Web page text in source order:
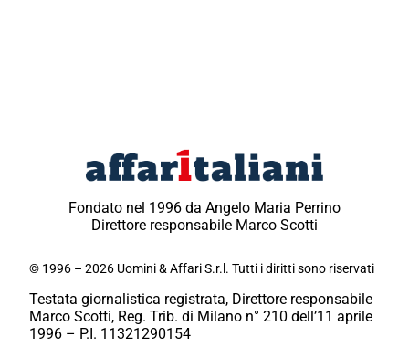
Fondato nel 1996 da Angelo Maria Perrino
Direttore responsabile Marco Scotti
© 1996 – 2026 Uomini & Affari S.r.l. Tutti i diritti sono riservati
Testata giornalistica registrata, Direttore responsabile
Marco Scotti, Reg. Trib. di Milano n° 210 dell’11 aprile
1996 – P.I. 11321290154